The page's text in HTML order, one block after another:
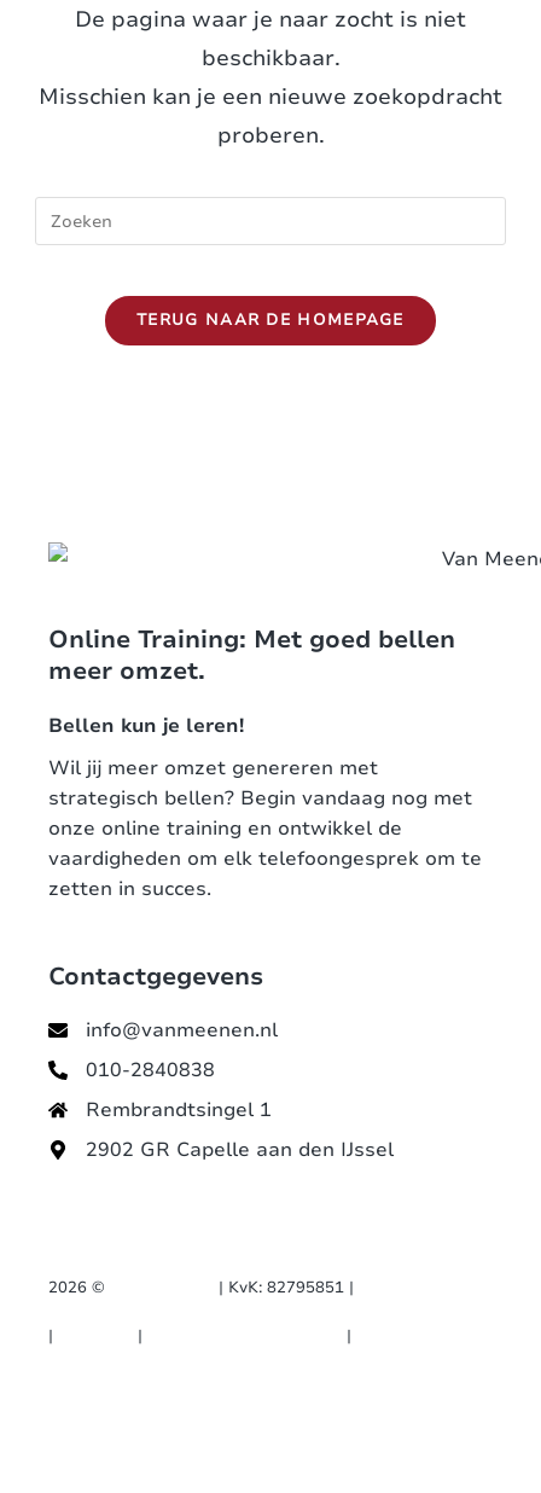
De pagina waar je naar zocht is niet
beschikbaar.
Misschien kan je een nieuwe zoekopdracht
proberen.
TERUG NAAR DE HOMEPAGE
Online Training: Met goed bellen
meer omzet.
Bellen kun je leren!
Wil jij meer omzet genereren met
strategisch bellen? Begin vandaag nog met
onze online training en ontwikkel de
vaardigheden om elk telefoongesprek om te
zetten in succes.
Contactgegevens
info@vanmeenen.nl
010-2840838
Rembrandtsingel 1
2902 GR Capelle aan den IJssel
2026 ©
| KvK: 82795851 |
|
| |